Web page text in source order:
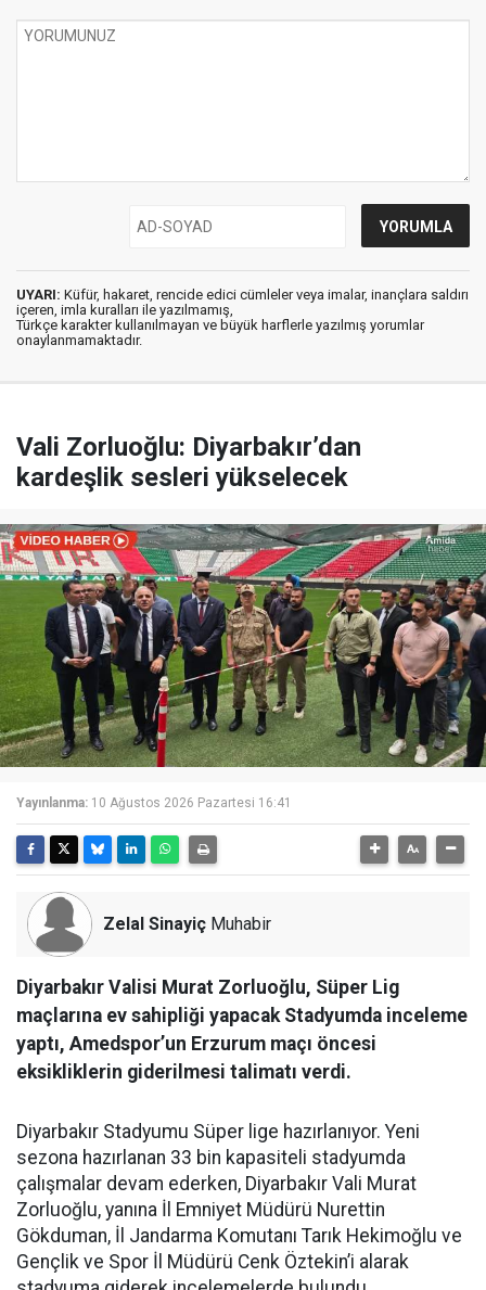
UYARI: Küfür, hakaret, rencide edici cümleler veya imalar, inançlara saldırı
içeren, imla kuralları ile yazılmamış,
Türkçe karakter kullanılmayan ve büyük harflerle yazılmış yorumlar
onaylanmamaktadır.
Vali Zorluoğlu: Diyarbakır’dan
kardeşlik sesleri yükselecek
Yayınlanma: 10 Ağustos 2026 Pazartesi 16:41
Zelal Sinayiç Muhabir
Diyarbakır Valisi Murat Zorluoğlu, Süper Lig
maçlarına ev sahipliği yapacak Stadyumda inceleme
yaptı, Amedspor’un Erzurum maçı öncesi
eksikliklerin giderilmesi talimatı verdi.
Diyarbakır Stadyumu Süper lige hazırlanıyor. Yeni
sezona hazırlanan 33 bin kapasiteli stadyumda
çalışmalar devam ederken, Diyarbakır Vali Murat
Zorluoğlu, yanına İl Emniyet Müdürü Nurettin
Gökduman, İl Jandarma Komutanı Tarık Hekimoğlu ve
Gençlik ve Spor İl Müdürü Cenk Öztekin’i alarak